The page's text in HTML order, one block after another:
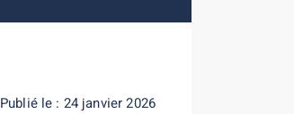
Publié le : 24 janvier 2026